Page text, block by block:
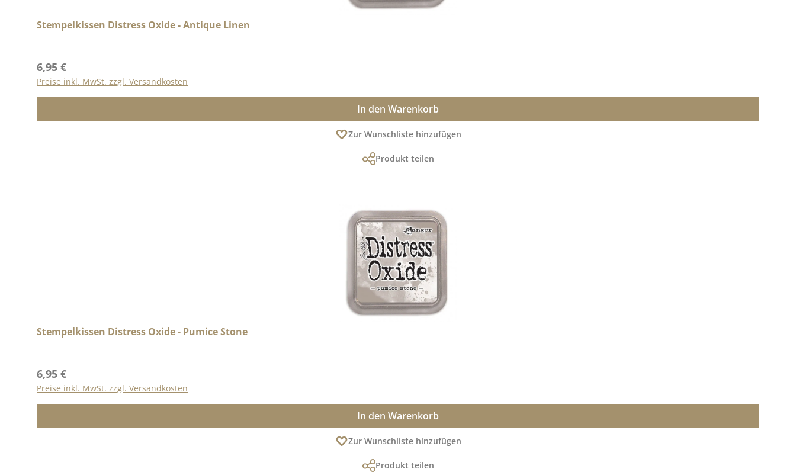
Stempelkissen Distress Oxide - Antique Linen
Regulärer Preis:
6,95 €
Preise inkl. MwSt. zzgl. Versandkosten
In den Warenkorb
Zur Wunschliste hinzufügen
Produkt teilen
Stempelkissen Distress Oxide - Pumice Stone
Regulärer Preis:
6,95 €
Preise inkl. MwSt. zzgl. Versandkosten
In den Warenkorb
Zur Wunschliste hinzufügen
Produkt teilen